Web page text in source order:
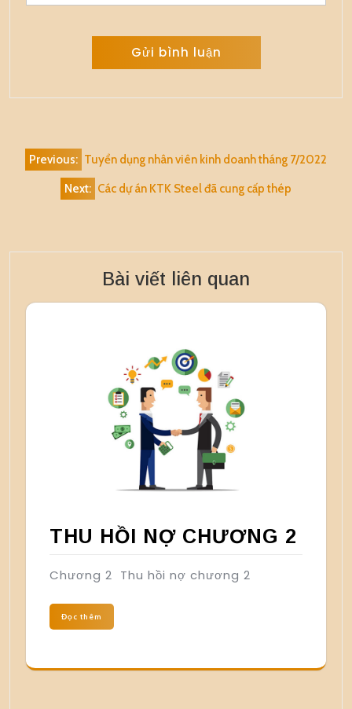
Điều
hướng
Previous: Tuyển dụng nhân viên kinh doanh tháng 7/2022
Next: Các dự án KTK Steel đã cung cấp thép
Bài viết liên quan
THU HỒI NỢ CHƯƠNG 2
Chương 2 Thu hồi nợ chương 2
Đọc thêm